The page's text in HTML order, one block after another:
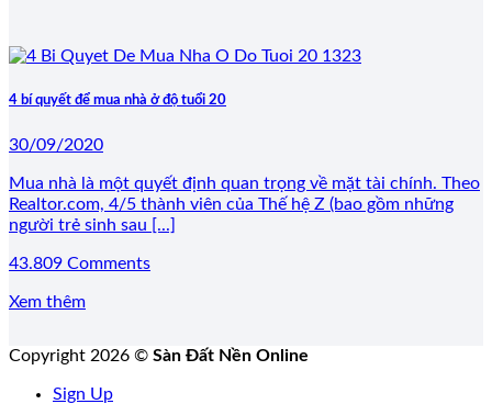
4 bí quyết để mua nhà ở độ tuổi 20
30/09/2020
Mua nhà là một quyết định quan trọng về mặt tài chính. Theo
Realtor.com, 4/5 thành viên của Thế hệ Z (bao gồm những
người trẻ sinh sau [...]
43.809 Comments
Xem thêm
Copyright 2026 © Sàn Đất Nền Online
Sign Up